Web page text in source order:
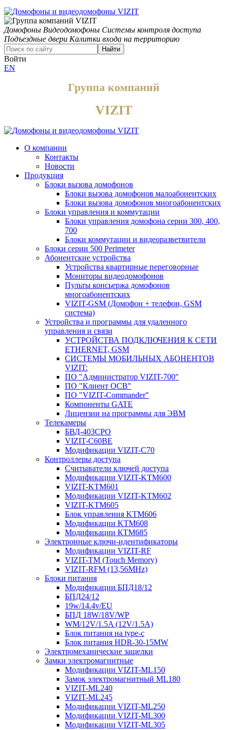
Домофоны Видеодомофоны Системы контроля доступа
Подъездные двери Калитки входа на территорию
Найти
Войти
EN
Группа компаний
VIZIT
О компании
Контакты
Новости
Продукция
Блоки вызова домофонов
Блоки вызова домофонов малоабонентских
Блоки вызова домофонов многоабонентских
Блоки управления и коммутации
Блоки управления домофона серии 300, 400,
700
Блоки коммутации и видеоразветвители
Блоки серии 500 Perimeter
Абонентские устройства
Устройства квартирные переговорные
Мониторы видеодомофонов
Пульты консьержа домофонов
многоабонентских
VIZIT-GSM (Домофон + телефон, GSM
система)
Устройства и программы для удаленного
управления и связи
УСТРОЙСТВА ПОДКЛЮЧЕНИЯ К СЕТИ
ETHERNET, GSM
CИСТЕМЫ МОБИЛЬНЫХ АБОНЕНТОВ
VIZIT:
ПО "Администратор VIZIT-700"
ПО "Клиент ОСВ"
ПО "VIZIT-Commander"
Компоненты GATE
Лицензии на программы для ЭВМ
Телекамеры
БВД-403СРО
VIZIT-С60BE
Модификации VIZIT-C70
Контроллеры доступа
Считыватели ключей доступа
Модификации VIZIT-KTM600
VIZIT-KTM601
Модификации VIZIT-KTM602
VIZIT-KTM605
Блок управления KTM606
Модификации KTM608
Модификации КТМ685
Электронные ключи-идентификаторы
Модификации VIZIT-RF
VIZIT-TM (Touch Memory)
VIZIT-RFM (13,56MHz)
Блоки питания
Модификации БПД18/12
БПД24/12
19w/14.4v/EU
БПД 18W/18V/WP
WM/12V/1.5A (12V/1.5A)
Блок питания на type-c
Блок питания HDR-30-15MW
Электромеханические защелки
Замки электромагнитные
Модификации VIZIT-ML150
Замок электромагнитный ML180
VIZIT-ML240
VIZIT-ML245
Модификации VIZIT-ML250
Модификации VIZIT-ML300
Модификации VIZIT-ML305